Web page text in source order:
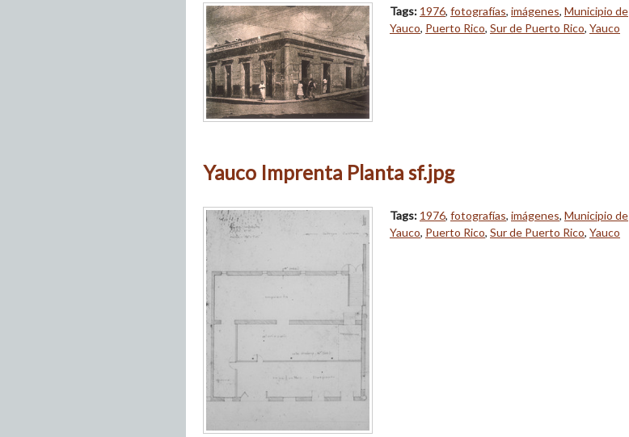
Tags: 1976, fotografías, imágenes, Municipio de
Yauco, Puerto Rico, Sur de Puerto Rico, Yauco
Yauco Imprenta Planta sf.jpg
Tags: 1976, fotografías, imágenes, Municipio de
Yauco, Puerto Rico, Sur de Puerto Rico, Yauco